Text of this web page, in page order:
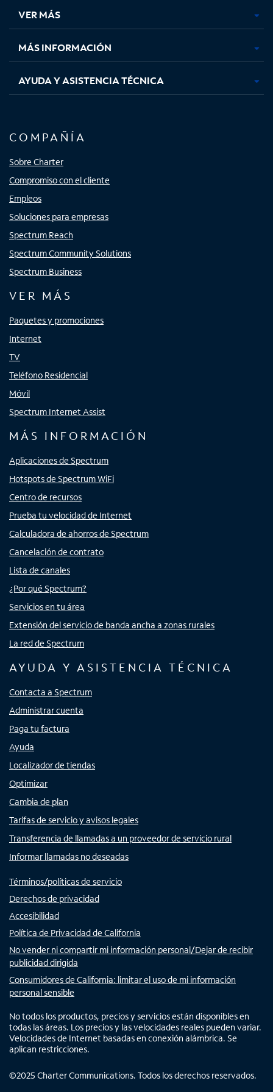
pestaña
nueva
pestaña
nueva
pestaña
nuevanueva
VER MÁS
MÁS INFORMACIÓN
AYUDA Y ASISTENCIA TÉCNICA
COMPAÑÍA
Sobre Charter
Compromiso con el cliente
Empleos
Soluciones para empresas
Spectrum Reach
Spectrum Community Solutions
Spectrum Business
VER MÁS
Paquetes y promociones
Internet
TV
Teléfono Residencial
Móvil
Spectrum Internet Assist
MÁS INFORMACIÓN
Aplicaciones de Spectrum
Hotspots de Spectrum WiFi
Centro de recursos
Prueba tu velocidad de Internet
Calculadora de ahorros de Spectrum
Cancelación de contrato
Lista de canales
¿Por qué Spectrum?
Servicios en tu área
Extensión del servicio de banda ancha a zonas rurales
La red de Spectrum
AYUDA Y ASISTENCIA TÉCNICA
Contacta a Spectrum
Administrar cuenta
Paga tu factura
Ayuda
Localizador de tiendas
Optimizar
Cambia de plan
Tarifas de servicio y avisos legales
Transferencia de llamadas a un proveedor de servicio rural
Informar llamadas no deseadas
Términos/políticas de servicio
Derechos de privacidad
Accesibilidad
Política de Privacidad de California
No vender ni compartir mi información personal/Dejar de recibir
publicidad dirigida
Consumidores de California: limitar el uso de mi información
personal sensible
No todos los productos, precios y servicios están disponibles en
todas las áreas. Los precios y las velocidades reales pueden variar.
Velocidades de Internet basadas en conexión alámbrica. Se
aplican restricciones.
©2025 Charter Communications. Todos los derechos reservados.